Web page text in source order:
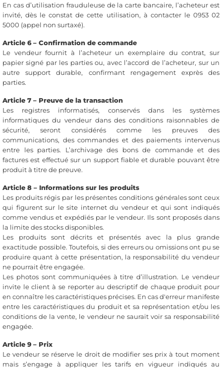
En cas d’utilisation frauduleuse de la carte bancaire, l’acheteur est
invité, dès le constat de cette utilisation, à contacter le 0953 02
5000 (appel non surtaxé).
Article 6 – Confirmation de commande
Le vendeur fournit à l’acheteur un exemplaire du contrat, sur
papier signé par les parties ou, avec l’accord de l’acheteur, sur un
autre support durable, confirmant rengagement exprès des
parties.
Article 7 – Preuve de la transaction
Les registres informatisés, conservés dans les systèmes
informatiques du vendeur dans des conditions raisonnables de
sécurité, seront considérés comme les preuves des
communications, des commandes et des paiements intervenus
entre les parties. L’archivage des bons de commande et des
factures est effectué sur un support fiable et durable pouvant être
produit à titre de preuve.
Article 8 – Informations sur les produits
Les produits régis par les présentes conditions générales sont ceux
qui figurent sur le site internet du vendeur et qui sont indiqués
comme vendus et expédiés par le vendeur. Ils sont proposés dans
la limite des stocks disponibles.
Les produits sont décrits et présentés avec la plus grande
exactitude possible. Toutefois, si des erreurs ou omissions ont pu se
produire quant à cette présentation, la responsabilité du vendeur
ne pourrait être engagée.
Les photos sont communiquées à titre d’illustration. Le vendeur
invite le client à se reporter au descriptif de chaque produit pour
en connaître les caractéristiques précises. En cas d'erreur manifeste
entre les caractéristiques du produit et sa représentation et/ou les
conditions de la vente, le vendeur ne saurait voir sa responsabilité
engagée.
Article 9 – Prix
Le vendeur se réserve le droit de modifier ses prix à tout moment
mais s’engage à appliquer les tarifs en vigueur indiqués au